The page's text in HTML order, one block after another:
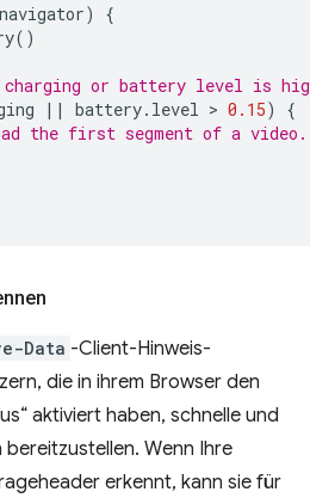
navigator)
{
()
or battery level is high
|| battery. level > 0.15)
{
the first segment of a video.
Data -Client-Hinweis-
die in ihrem Browser den
aktiviert haben, schnelle und
Wenn Ihre
erkennt, kann sie für